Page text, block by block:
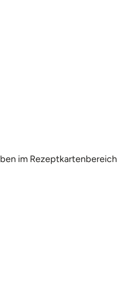
im Rezeptkartenbereich